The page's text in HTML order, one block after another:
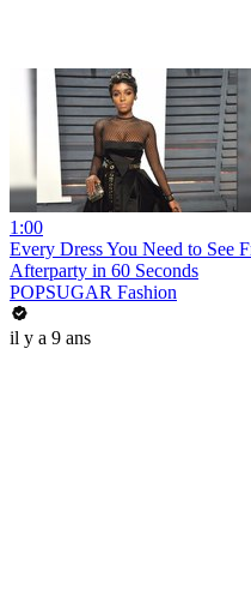
1:00
Every Dress You Need to See
Afterparty in 60 Seconds
POPSUGAR Fashion
il y a 9 ans